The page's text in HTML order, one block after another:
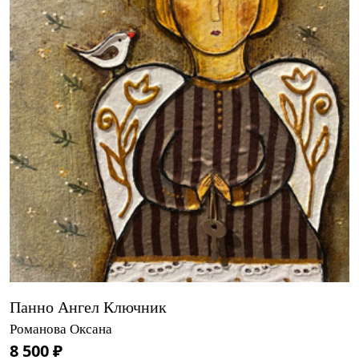
Панно Ангел Ключник
Романова Оксана
8 500 ₽